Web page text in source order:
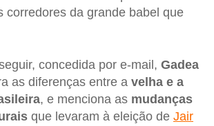
corredores da grande babel que
concedida por e-mail, Gadea
as diferenças entre a velha e a
, e menciona as mudanças
que levaram à eleição de Jair